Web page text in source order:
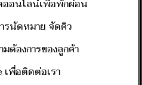
อนไลน์​เพื่อพักผ่อน
รนัดหมาย​ จัดคิว
ต้องการของลูกค้า
พื่อติดต่อเรา